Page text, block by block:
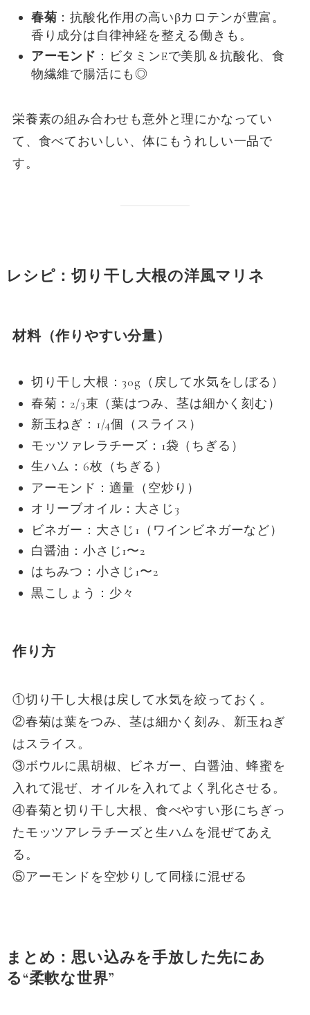
春菊 ：抗酸化作用の高いβカロテンが豊富。
香り成分は自律神経を整える働きも。
アーモンド ：ビタミンEで美肌＆抗酸化、食
物繊維で腸活にも◎
栄養素の組み合わせも意外と理にかなってい
て、食べておいしい、体にもうれしい一品で
す。
レシピ：切り干し大根の洋風マリネ
材料（作りやすい分量）
切り干し大根：30g（戻して水気をしぼる）
春菊：2/3束（葉はつみ、茎は細かく刻む）
新玉ねぎ：1/4個（スライス）
モッツァレラチーズ：1袋（ちぎる）
生ハム：6枚（ちぎる）
アーモンド：適量（空炒り）
オリーブオイル：大さじ3
ビネガー：大さじ1（ワインビネガーなど）
白醤油：小さじ1〜2
はちみつ：小さじ1〜2
黒こしょう：少々
作り方
①切り干し大根は戻して水気を絞っておく。
②春菊は葉をつみ、茎は細かく刻み、新玉ねぎ
はスライス。
③ボウルに黒胡椒、ビネガー、白醤油、蜂蜜を
入れて混ぜ、オイルを入れてよく乳化させる。
④春菊と切り干し大根、食べやすい形にちぎっ
たモッツアレラチーズと生ハムを混ぜてあえ
る。
⑤アーモンドを空炒りして同様に混ぜる
まとめ：思い込みを手放した先にあ
る“柔軟な世界”